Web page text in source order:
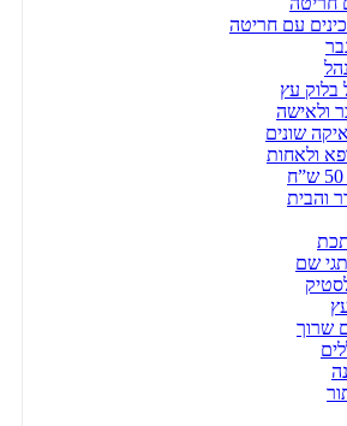
עם חריטה
בלוק עץ
ולאישה
שונים
ולאחות
והבית
שם
שרוך